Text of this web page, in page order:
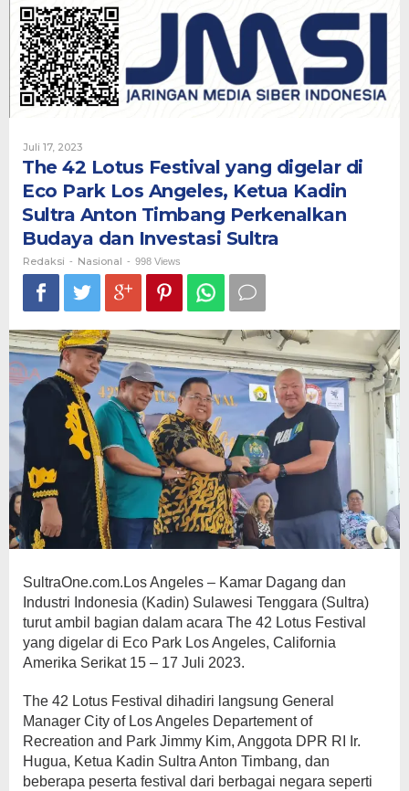
yang
di
Eco
Park
Kadin
Sultra
Anton
Timbang
Perkenalkan
Budaya
dan
Investasi
Sultra
Juli 17, 2023Oleh
The 42 Lotus Festival yang digelar di
Eco Park Los Angeles, Ketua Kadin
Sultra Anton Timbang Perkenalkan
Budaya dan Investasi Sultra
Redaksi - Nasional - 998 Views
SultraOne.com.Los Angeles – Kamar Dagang dan
Industri Indonesia (Kadin) Sulawesi Tenggara (Sultra)
turut ambil bagian dalam acara The 42 Lotus Festival
yang digelar di Eco Park Los Angeles, California
Amerika Serikat 15 – 17 Juli 2023.
The 42 Lotus Festival dihadiri langsung General
Manager City of Los Angeles Departement of
Recreation and Park Jimmy Kim, Anggota DPR RI Ir.
Hugua, Ketua Kadin Sultra Anton Timbang, dan
beberapa peserta festival dari berbagai negara seperti